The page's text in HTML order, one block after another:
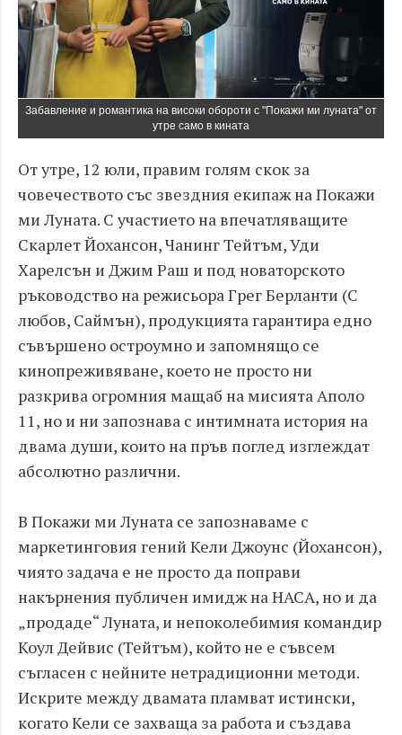
Забавление и романтика на високи обороти с "Покажи ми луната" от
утре само в кината
От утре, 12 юли, правим голям скок за
човечеството със звездния екипаж на Покажи
ми Луната. С участието на впечатляващите
Скарлет Йохансон, Чанинг Тейтъм, Уди
Харелсън и Джим Раш и под новаторското
ръководство на режисьора Грег Берланти (С
любов, Саймън), продукцията гарантира едно
съвършено остроумно и запомнящо се
кинопреживяване, което не просто ни
разкрива огромния мащаб на мисията Аполо
11, но и ни запознава с интимната история на
двама души, които на пръв поглед изглеждат
абсолютно различни.
В Покажи ми Луната се запознаваме с
маркетинговия гений Кели Джоунс (Йохансон),
чиято задача е не просто да поправи
накърнения публичен имидж на НАСА, но и да
„продаде“ Луната, и непоколебимия командир
Коул Дейвис (Тейтъм), който не е съвсем
съгласен с нейните нетрадиционни методи.
Искрите между двамата пламват истински,
когато Кели се захваща за работа и създава